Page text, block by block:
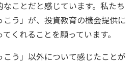
ことだと感じています。私たち
こう」が、投資教育の機会提供に
くれることを願っています。
う」以外について感じたことが